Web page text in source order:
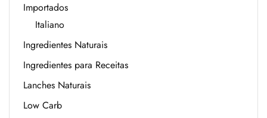
Importados
Italiano
Ingredientes Naturais
Ingredientes para Receitas
Lanches Naturais
Low Carb